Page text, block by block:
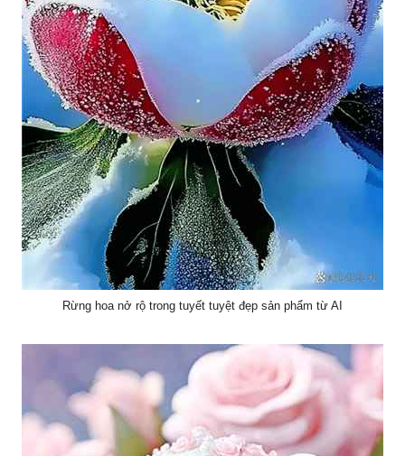
Rừng hoa nở rộ trong tuyết tuyệt đẹp sản phẩm từ AI